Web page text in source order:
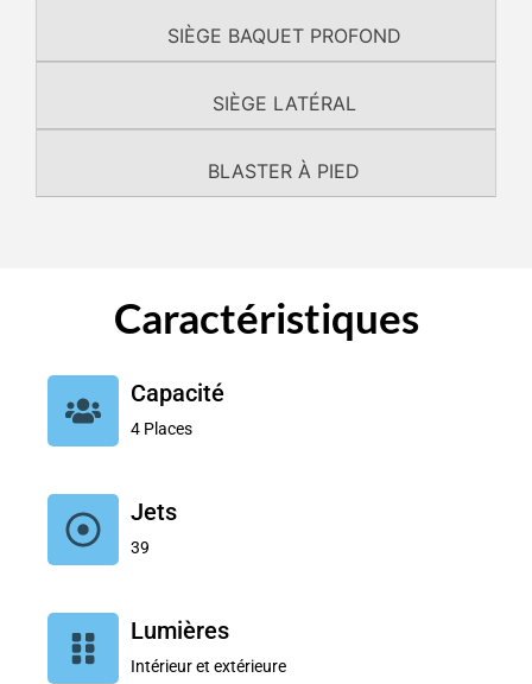
SIÈGE BAQUET PROFOND
SIÈGE LATÉRAL
BLASTER À PIED
Caractéristiques
Capacité
4 Places
Jets
39
Lumières
Intérieur et extérieure